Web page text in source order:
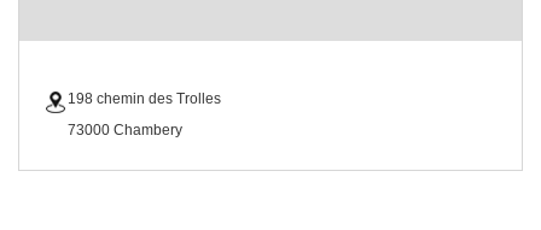
198 chemin des Trolles
73000 Chambery